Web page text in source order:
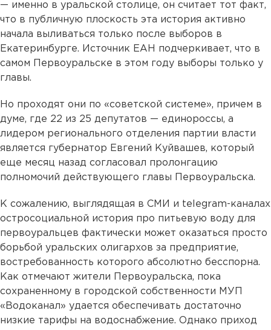
— именно в уральской столице, он считает тот факт,
что в публичную плоскость эта история активно
начала выливаться только после выборов в
Екатеринбурге. Источник ЕАН подчеркивает, что в
самом Первоуральске в этом году выборы только у
главы.
Но проходят они по «советской системе», причем в
думе, где 22 из 25 депутатов — единороссы, а
лидером регионального отделения партии власти
является губернатор Евгений Куйвашев, который
еще месяц назад согласовал пролонгацию
полномочий действующего главы Первоуральска.
К сожалению, выглядящая в СМИ и telegram-каналах
остросоциальной история про питьевую воду для
первоуральцев фактически может оказаться просто
борьбой уральских олигархов за предприятие,
востребованность которого абсолютно бесспорна.
Как отмечают жители Первоуральска, пока
сохраненному в городской собственности МУП
«Водоканал» удается обеспечивать достаточно
низкие тарифы на водоснабжение. Однако приход